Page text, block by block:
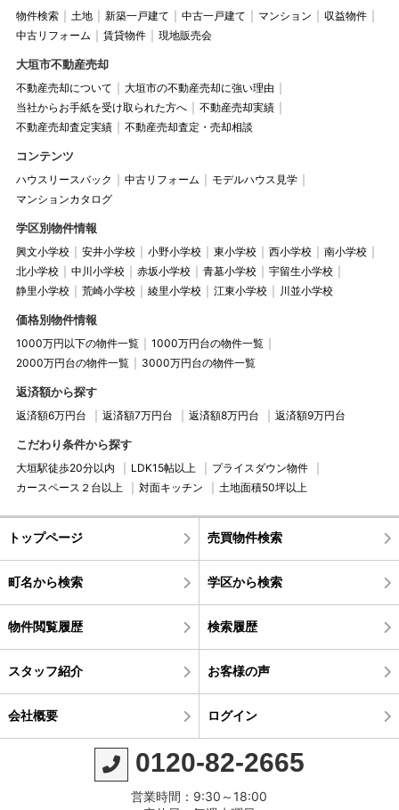
クリック
大垣市平町 中古一戸建て
シャルマンコーポ大垣駅前
物件検索 土地 新築一戸建て 中古一戸建て マンション
収益物件
中古リフォーム
賃貸物件 現地販売会
大垣市不動産売却
不動産売却について
大垣市の不動産売却に強い理由
当社からお手紙を受け取られた方へ
不動産売却実績
不動産売却査定実績
不動産売却査定・売却相談
コンテンツ
ハウスリースバック 中古リフォーム
モデルハウス見学
マンションカタログ
学区別物件情報
興文小学校 安井小学校 小野小学校 東小学校 西小学校
南小学校
北小学校
中川小学校 赤坂小学校 青墓小学校
宇留生小学校
静里小学校
荒崎小学校 綾里小学校 江東小学校 川並小学校
価格別物件情報
1000万円以下の物件一覧
1000万円台の物件一覧
2000万円台の物件一覧
3000万円台の物件一覧
返済額から探す
返済額6万円台 返済額7万円台 返済額8万円台 返済額9万円台
こだわり条件から探す
大垣駅徒歩20分以内 LDK15帖以上
プライスダウン物件
カースペース２台以上
対面キッチン 土地面積50坪以上
トップページ 売買物件検索
町名から検索 学区から検索
物件閲覧履歴 検索履歴
スタッフ紹介 お客様の声
会社概要 ログイン
0120-82-2665
営業時間：9:30～18:00